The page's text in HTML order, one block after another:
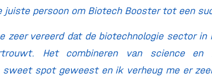
juiste persoon om Biotech Booster tot een
zeer vereerd dat de biotechnologie sector in
Het combineren van science en
spot geweest en ik verheug me er